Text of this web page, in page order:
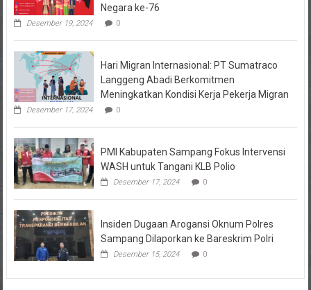
Negara ke-76
Desember 19, 2024 0
Hari Migran Internasional: PT Sumatraco
Langgeng Abadi Berkomitmen
Meningkatkan Kondisi Kerja Pekerja Migran
Desember 17, 2024 0
PMI Kabupaten Sampang Fokus Intervensi
WASH untuk Tangani KLB Polio
Desember 17, 2024 0
Insiden Dugaan Arogansi Oknum Polres
Sampang Dilaporkan ke Bareskrim Polri
Desember 15, 2024 0